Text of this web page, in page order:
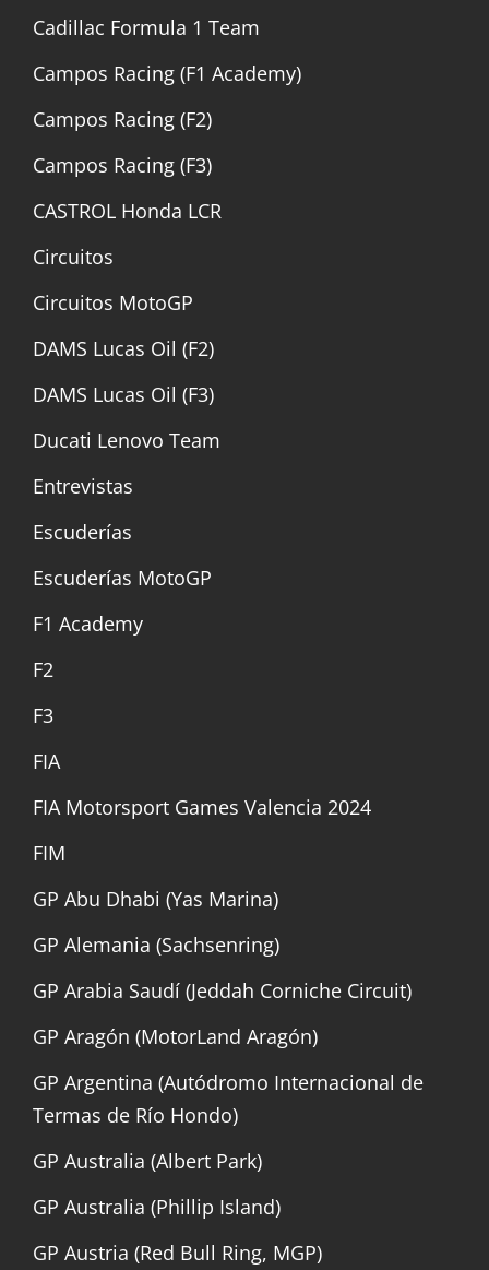
Cadillac Formula 1 Team
Campos Racing (F1 Academy)
Campos Racing (F2)
Campos Racing (F3)
CASTROL Honda LCR
Circuitos
Circuitos MotoGP
DAMS Lucas Oil (F2)
DAMS Lucas Oil (F3)
Ducati Lenovo Team
Entrevistas
Escuderías
Escuderías MotoGP
F1 Academy
F2
F3
FIA
FIA Motorsport Games Valencia 2024
FIM
GP Abu Dhabi (Yas Marina)
GP Alemania (Sachsenring)
GP Arabia Saudí (Jeddah Corniche Circuit)
GP Aragón (MotorLand Aragón)
GP Argentina (Autódromo Internacional de
Termas de Río Hondo)
GP Australia (Albert Park)
GP Australia (Phillip Island)
GP Austria (Red Bull Ring, MGP)